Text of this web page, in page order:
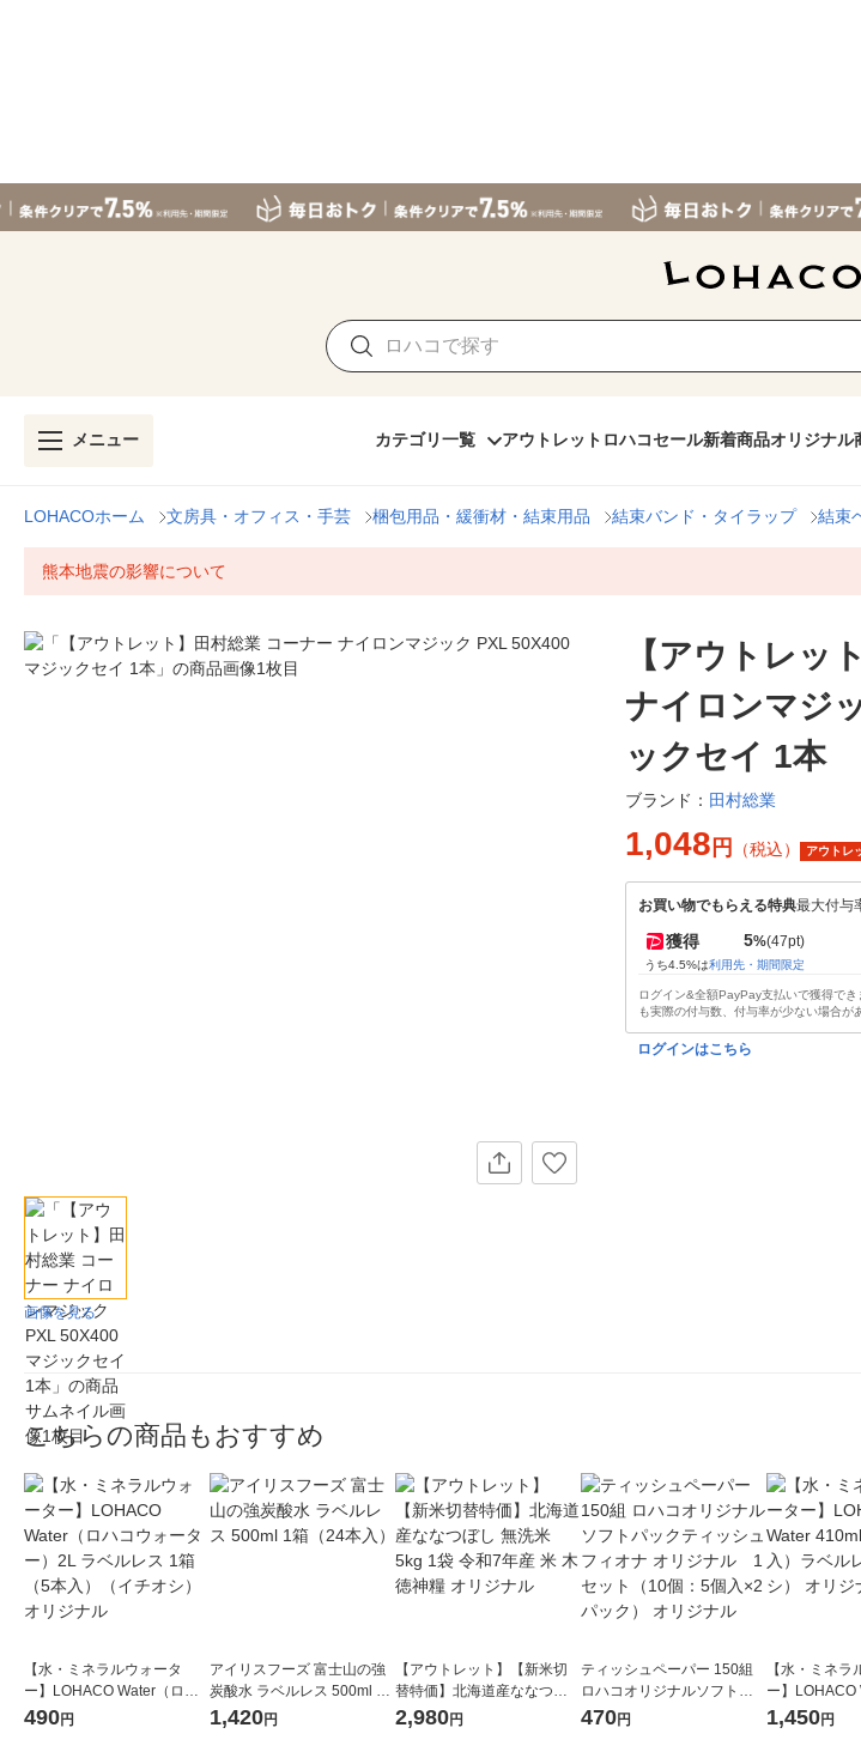
メニュー カテゴリ一覧 アウトレット ロハコセール新着商品オリジナル
LOHACOホーム 文房具・オフィス・手芸 梱包用品・緩衝材・結束用品 結束バンド・タイラップ 結束
熊本地震の影響について
画像を見る
【アウトレッ
ナイロンマジ
ックセイ 1本
ブランド： 田村総業
1,048 円 （税込） アウトレ
お買い物でもらえる特典最大付与
獲得 5%(47pt)
うち4.5%は利用先・期間限定
ログイン&全額PayPay支払いで獲得で
も実際の付与数、付与率が少ない場合が
ログインはこちら
こちらの商品もおすすめ
【水・ミネラルウォータ
ー】LOHACO Water（ロハ
コウォーター）2L ラベルレ
490円
アイリスフーズ 富士山の強
炭酸水 ラベルレス 500ml 1
箱（24本入）
1,420円
【アウトレット】【新米切
替特価】北海道産ななつぼ
し 無洗米 5kg 1袋 令和7年産
2,980円
ティッシュペーパー 150組
ロハコオリジナルソフトパ
ックティッシュ フィオナ オ
470円
【水・ミネラ
ー】LOHACO
1箱（20本入
1,450円